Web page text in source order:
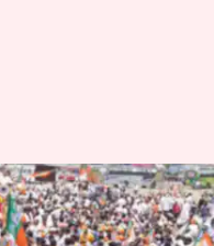
ప్రచారంలో
అగ్రనేతల